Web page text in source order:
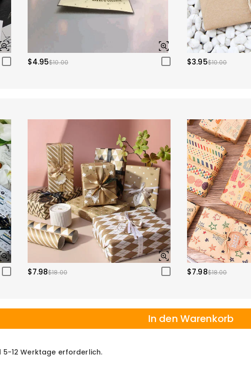
$4.95$10.00 $3.95$10.00
$7.98$18.00 $7.98$18.00
In den Warenkorb
5-12 Werktage erforderlich.